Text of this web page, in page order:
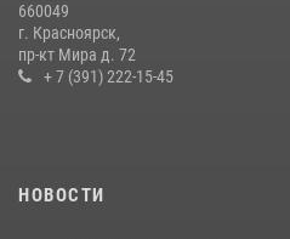
празднования 70-летия города
21 июля 2026, 01:41
660049
г. Красноярск,
пр-кт Мира д. 72
+ 7 (391) 222-15-45
НОВОСТИ